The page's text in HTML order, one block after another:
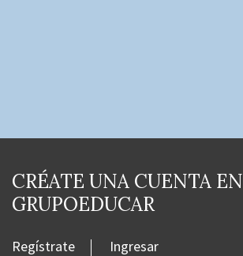
CRÉATE UNA CUENTA EN
GRUPOEDUCAR
Regístrate Ingresar